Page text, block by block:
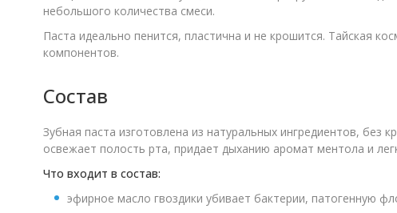
небольшого количества смеси.
Паста идеально пенится, пластична и не крошится. Тайская
компонентов.
Состав
Зубная паста изготовлена из натуральных ингредиентов,
освежает полость рта, придает дыханию аромат ментола и
Что входит в состав:
эфирное масло гвоздики убивает бактерии, патогенную